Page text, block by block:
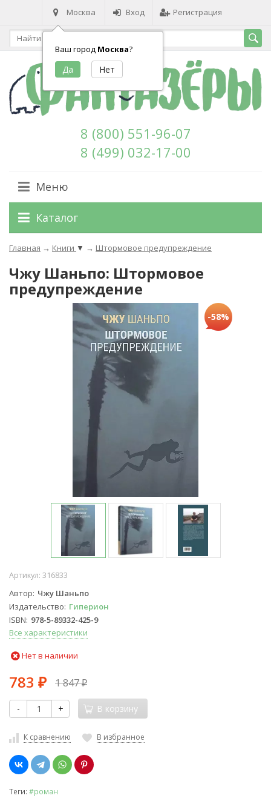
Москва
Ваш город Москва?
Вход Регистрация
8 (800) 551-96-07
8 (499) 032-17-00
Меню
Каталог
Главная → Книги ▼ → Штормовое предупреждение
Чжу Шаньпо: Штормовое
предупреждение
-58%
Артикул: 316833
Автор Чжу Шаньпо
Издательство Гиперион
ISBN 978-5-89332-425-9
Все характеристики
Нет в наличии
783 ₽ 1 847₽
- + В корзину
К сравнению В избранное
Теги: #роман